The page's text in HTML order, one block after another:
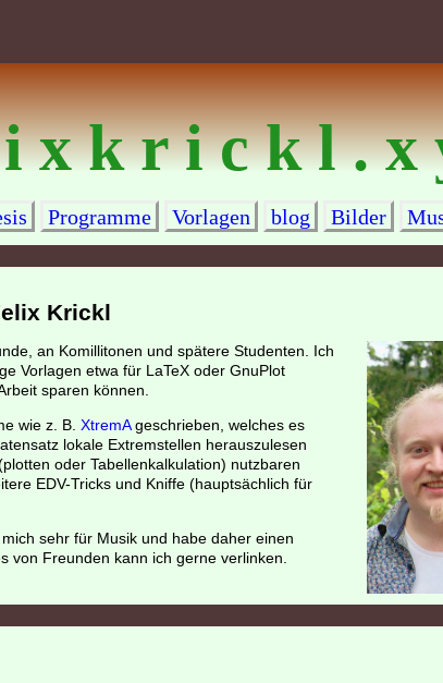
x k r i c k l . x
Programme Vorlagen blog Bilder
Krickl
an Komillitonen und spätere Studenten. Ich
Vorlagen etwa für LaTeX oder GnuPlot
sparen können.
wie z. B. XtremAgeschrieben, welches es
lokale Extremstellen herauszulesen
oder Tabellenkalkulation) nutzbaren
EDV-Tricks und Kniffe (hauptsächlich für
sehr für Musik und habe daher einen
von Freunden kann ich gerne verlinken.